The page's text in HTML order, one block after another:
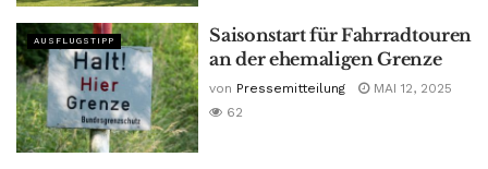
AUSFLUGSTIPP
Saisonstart für Fahrradtouren
an der ehemaligen Grenze
von Pressemitteilung
MAI 12, 2025
62